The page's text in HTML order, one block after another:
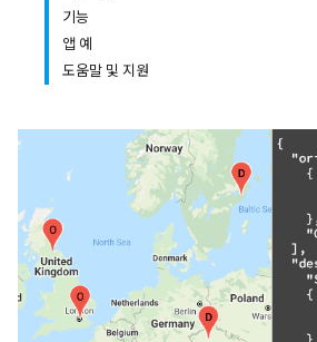
기능
앱 예
도움말 및 지원